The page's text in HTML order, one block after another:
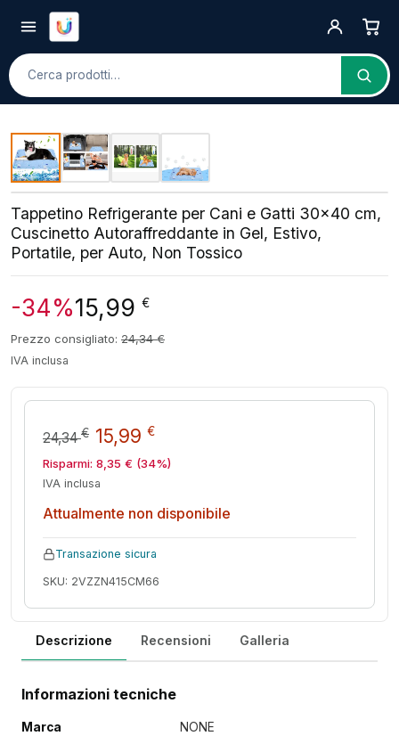
Cerca
Tappetino Refrigerante per Cani e Gatti 30×40 cm,
Cuscinetto Autoraffreddante in Gel, Estivo,
Portatile, per Auto, Non Tossico
-34%15,99 €
Prezzo consigliato: 24,34€
IVA inclusa
24,34€ Il prezzo originale era: 24,34
15,99 €Il prezzo attuale è:
Risparmi: 8,35 € (34%)
IVA inclusa
Attualmente non disponibile
Transazione sicura
SKU: 2VZZN415CM66
Descrizione Recensioni Galleria
Informazioni tecniche
Marca NONE